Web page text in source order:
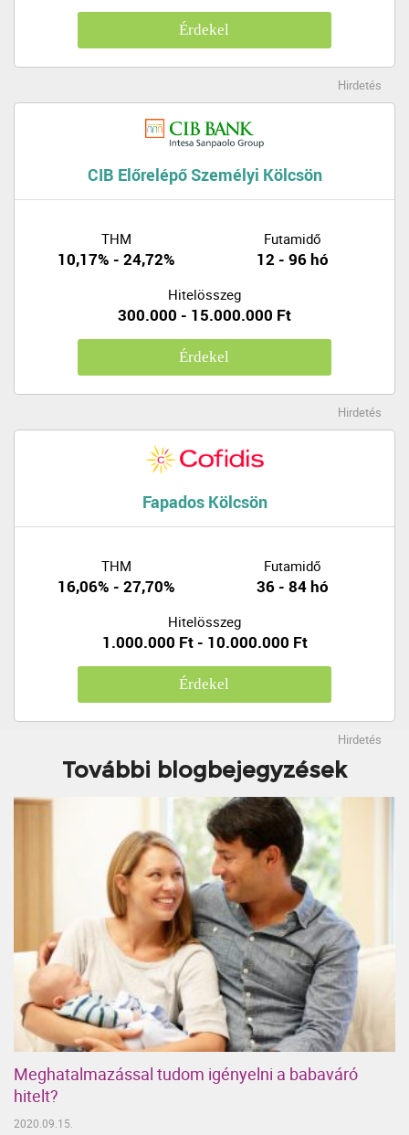
Érdekel
Hirdetés
CIB Előrelépő Személyi Kölcsön
THM
10,17% - 24,72%
Futamidő
12 - 96 hó
Hitelösszeg
300.000 - 15.000.000 Ft
Érdekel
Hirdetés
Fapados Kölcsön
THM
16,06% - 27,70%
Futamidő
36 - 84 hó
Hitelösszeg
1.000.000 Ft - 10.000.000 Ft
Érdekel
Hirdetés
További blogbejegyzések
Meghatalmazással tudom igényelni a babaváró
hitelt?
2020.09.15.